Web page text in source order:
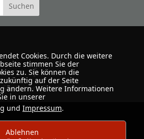
Sketchers Dortmund
Cookies. Durch die weitere
stimmen Sie der
zu. Sie können die
auf der Seite
ändern. Weitere Informationen
in unserer
und Impressum.
Ablehnen